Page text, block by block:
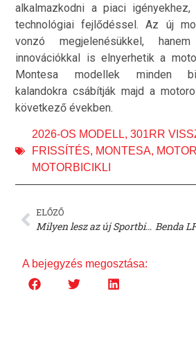
alkalmazkodni a piaci
technológiai fejlődéssel. Az új
vonzó megjelenésükkel,
innovációkkal is elnyerhetik a
Montesa modellek minden
kalandokra csábítják majd a
következő években.
2026-OS MODELL,301RR
FRISSÍTÉS, MONTESA,
MOTORBICIKLI
ELŐZŐ
Milyen lesz az új Sportbike TT kategória?
A bejegyzés megosztása: